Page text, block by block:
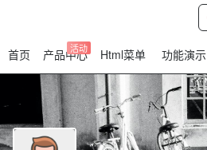
首页 产品中心
活动 Html菜单 功能演示